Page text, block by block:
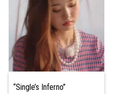
“Single’s Inferno”